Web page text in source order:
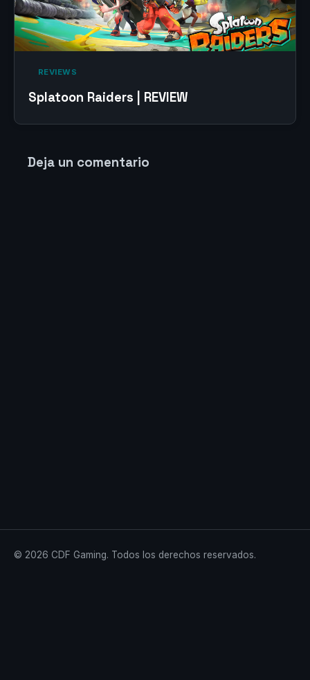
‎ REVIEWS‎
Splatoon Raiders | REVIEW
Deja un comentario
© 2026 CDF Gaming. Todos los derechos reservados.